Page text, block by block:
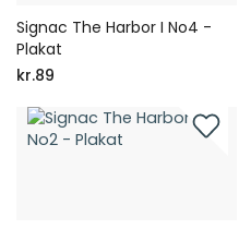
Signac The Harbor I No4 -
Plakat
kr.89